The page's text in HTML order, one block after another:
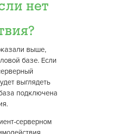
нет
выше,
базе. Если
выглядеть
подключена
серверном